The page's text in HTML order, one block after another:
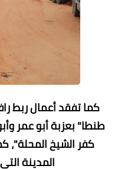
كما تفقد أعمال ربط
طنطا" بعزبة أبو عمر
كفر الشيخ المحلة"،
المدينة